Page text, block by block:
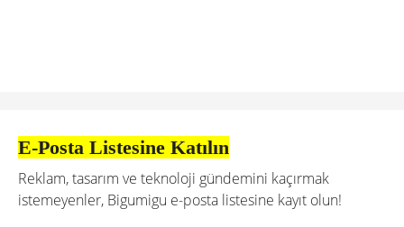
E-Posta Listesine Katılın
Reklam, tasarım ve teknoloji gündemini kaçırmak
istemeyenler, Bigumigu e-posta listesine kayıt olun!